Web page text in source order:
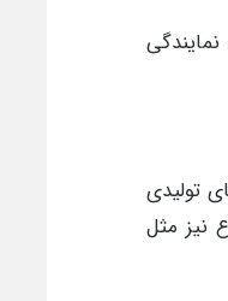
تولیدی
نیز مثل